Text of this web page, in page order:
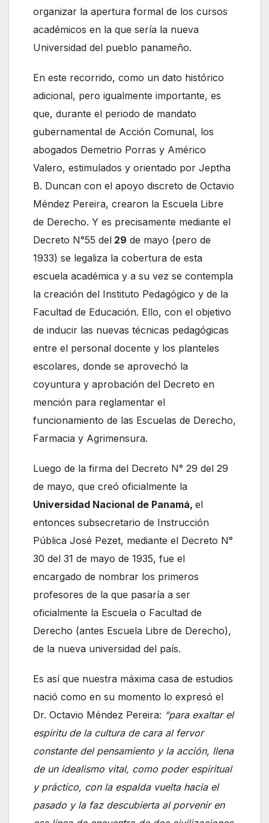
organizar la apertura formal de los cursos
académicos en la que sería la nueva
Universidad del pueblo panameño.
En este recorrido, como un dato histórico
adicional, pero igualmente importante, es
que, durante el periodo de mandato
gubernamental de Acción Comunal, los
abogados Demetrio Porras y Américo
Valero, estimulados y orientado por Jeptha
B. Duncan con el apoyo discreto de Octavio
Méndez Pereira, crearon la Escuela Libre
de Derecho. Y es precisamente mediante el
Decreto N°55 del 29 de mayo (pero de
1933) se legaliza la cobertura de esta
escuela académica y a su vez se contempla
la creación del Instituto Pedagógico y de la
Facultad de Educación. Ello, con el objetivo
de inducir las nuevas técnicas pedagógicas
entre el personal docente y los planteles
escolares, donde se aprovechó la
coyuntura y aprobación del Decreto en
mención para reglamentar el
funcionamiento de las Escuelas de Derecho,
Farmacia y Agrimensura.
Luego de la firma del Decreto N° 29 del 29
de mayo, que creó oficialmente la
Universidad Nacional de Panamá, el
entonces subsecretario de Instrucción
Pública José Pezet, mediante el Decreto N°
30 del 31 de mayo de 1935, fue el
encargado de nombrar los primeros
profesores de la que pasaría a ser
oficialmente la Escuela o Facultad de
Derecho (antes Escuela Libre de Derecho),
de la nueva universidad del país.
Es así que nuestra máxima casa de estudios
nació como en su momento lo expresó el
Dr. Octavio Méndez Pereira: “para exaltar el
espíritu de la cultura de cara al fervor
constante del pensamiento y la acción, llena
de un idealismo vital, como poder espiritual
y práctico, con la espalda vuelta hacia el
pasado y la faz descubierta al porvenir en